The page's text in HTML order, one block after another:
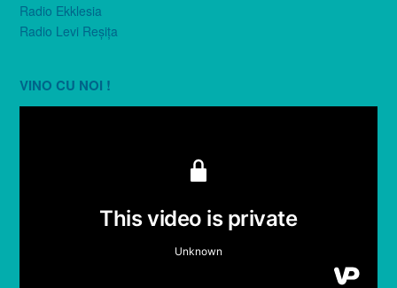
Radio Ekklesia
Radio Levi Reşiţa
VINO CU NOI !